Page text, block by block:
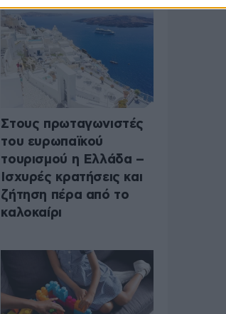
Στους πρωταγωνιστές
του ευρωπαϊκού
τουρισμού η Ελλάδα –
Ισχυρές κρατήσεις και
ζήτηση πέρα από το
καλοκαίρι